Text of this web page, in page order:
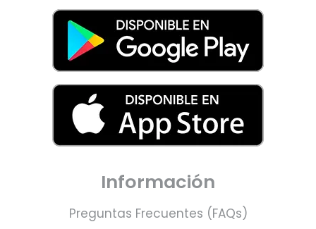
Información
Preguntas Frecuentes (FAQs)